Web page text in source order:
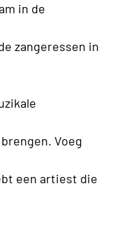
in de
zangeressen in
Voeg
een artiest die